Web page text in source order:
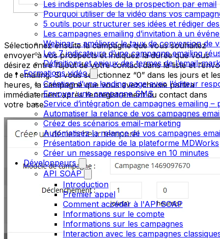
Les indispensables de la prospection par email
Pourquoi utiliser de la vidéo dans vos
5 outils pour structurer ses idées et rédiger
Les campagnes emailing d’invitation à un
Webinar – améliorer le taux de conversion de
Les 7 indicateurs d’une campagne emailing
Définitions et enjeux des termes de l’email-
Formations vidéo
Création d’une landing page avec l’éditeur
Envoyer une campagne SMS
Service d’intégration de campagnes emailing –
Automatiser la relance de vos campagnes
Créez des scénarios email-marketing
Automatisez la relance de vos campagnes
Présentation rapide de la plateforme MDWorks
Créer un message responsive en 10 minutes
Développeurs
API SOAP
Introduction
Premier appel
Comment accéder à l'API SOAP
Informations sur le compte
Informations sur les campagnes
Interaction avec les campagnes
Sélectionnez ensuite la campagne que vous souhaitez
envoyer à vos prospects et indiquez la durée que vous
désirez entre l’ajout de votre contact dans la liste et
de l emailing. Si vous sélectionnez “0” dans les jours et
heures, la campagne que vous avez choisie partira
immédiatement après l’enregistrement du contact dans
votre base.